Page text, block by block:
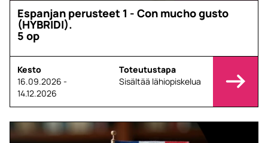
Espanjan perusteet 1 - Con mucho gusto
(HYBRIDI).
5 op
Kesto
16.09.2026 -
14.12.2026
Toteutustapa
Sisältää lähiopiskelua